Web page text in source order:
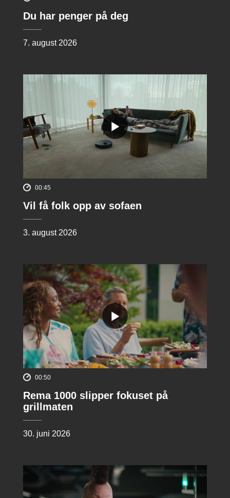
Du har penger på deg
7. august 2026
00:45
Vil få folk opp av sofaen
3. august 2026
00:50
Rema 1000 slipper fokuset på
grillmaten
30. juni 2026